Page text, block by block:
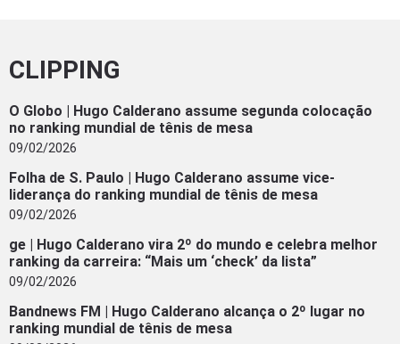
CLIPPING
O Globo | Hugo Calderano assume segunda colocação
no ranking mundial de tênis de mesa
09/02/2026
Folha de S. Paulo | Hugo Calderano assume vice-
liderança do ranking mundial de tênis de mesa
09/02/2026
ge | Hugo Calderano vira 2º do mundo e celebra melhor
ranking da carreira: “Mais um ‘check’ da lista”
09/02/2026
Bandnews FM | Hugo Calderano alcança o 2º lugar no
ranking mundial de tênis de mesa